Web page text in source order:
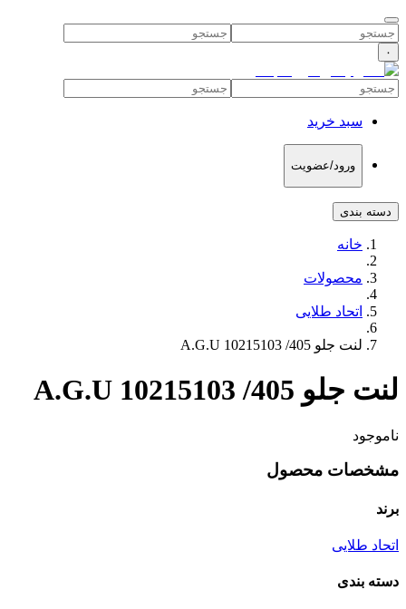
۰
سبد خرید
ورود/عضویت
دسته بندی
خانه
محصولات
اتحاد طلایی
لنت جلو 405/ 10215103 A.G.U
لنت جلو 405/ 10215103 A.G.U
ناموجود
مشخصات محصول
برند
اتحاد طلایی
دسته بندی